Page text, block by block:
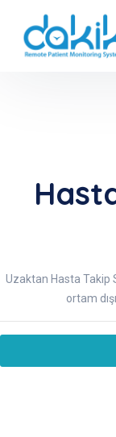
Uzaktan Hasta Takip
ortam